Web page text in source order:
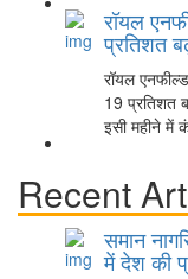
रॉयल
प्रतिशत
रॉयल
19 प्रतिशत
इसी महीने में
Recent
समान
में देश की